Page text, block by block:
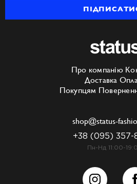
Про компанію
Доставка
Покупцям
shop@status-
+38 (095) 357-
Пн-Нд 11:00-